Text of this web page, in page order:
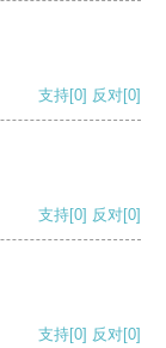
支持[0] 反对[0]
支持[0] 反对[0]
支持[0] 反对[0]